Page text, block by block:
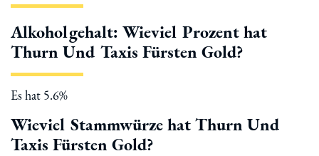
Alkoholgehalt: Wieviel Prozent hat
Thurn Und Taxis Fürsten Gold?
Es hat 5.6%
Wieviel Stammwürze hat Thurn Und
Taxis Fürsten Gold?